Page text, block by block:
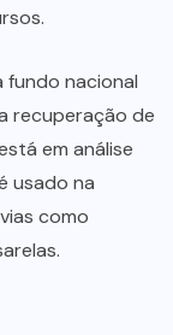
fundo nacional
recuperação de
em análise
usado na
como